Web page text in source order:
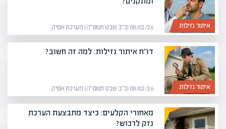
איתור נזילות 08/02/26 (כ״ב שבט תשפ״ו) | מערכת אפיק
איתור נזילות
דו"ח איתור נזילות: למה זה חשוב?
08/02/26 (כ״ב שבט תשפ״ו) | מערכת אפיק
מאחורי הקלעים: כיצד מתבצעת הערכת
נזק לרכוש?